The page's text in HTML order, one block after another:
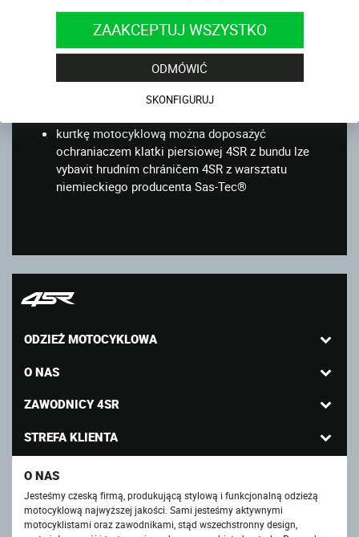
ZAAKCEPTUJ WSZYSTKO
ODMÓWIĆ
SKONFIGURUJ
aerodynamiczny garb
odblaskowy nadruk logo odbijający światło na
klatce piersiowej i z tyłu kurtki
wkładany ochraniacz kręgosłupa Sas-Tec® o
kurtkę motocyklową można doposażyć
ochraniaczem klatki piersiowej 4SR z bundu lze
vybavit hrudním chráničem 4SR z warsztatu
niemieckiego producenta Sas-Tec®
ODZIEŻ MOTOCYKLOWA
O NAS
ZAWODNICY 4SR
STREFA KLIENTA
O NAS
Jesteśmy czeską firmą, produkującą stylową i funkcjonalną odzieżą
motocyklową najwyższej jakości. Sami jesteśmy aktywnymi
motocyklistami oraz zawodnikami, stąd wszechstronny design,